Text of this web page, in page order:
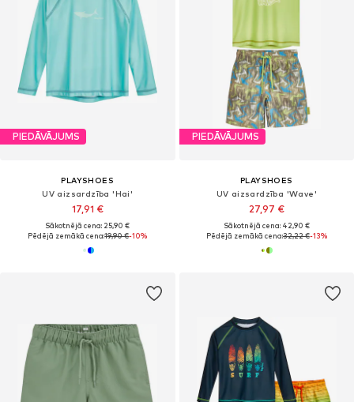
PIEDĀVĀJUMS
PLAYSHOES
UV aizsardzība 'Hai'
17,91 €
Sākotnējā cena: 25,90 €
Pēdējā zemākā cena:19,90 €-10%
PIEDĀVĀJUMS
PLAYSHOES
UV aizsardzība 'Wave'
27,97 €
Sākotnējā cena: 42,90 €
Pēdējā zemākā cena:32,22 €-13%